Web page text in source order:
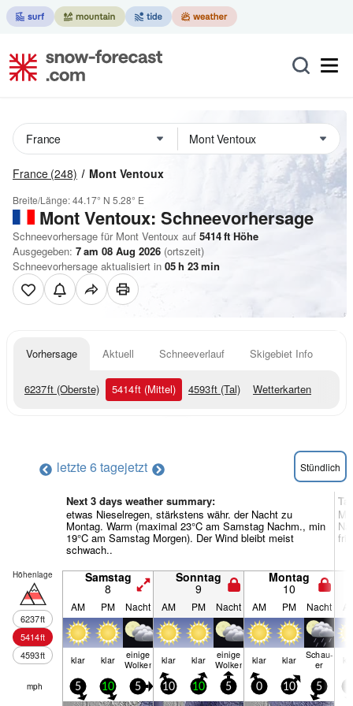
France (248) Mont Ventoux
Breite/Länge:44.17° N 5.28° E
Mont Ventoux: Schneevorhersage
Schneevorhersage für Mont Ventoux auf 5414ft Höhe
Ausgegeben: 7 am 08 Aug 2026 (ortszeit)
Schneevorhersage aktualisiert in 05h 23min
Vorhersage Aktuell Schneeverlauf Skigebiet Info
6237ft (Oberste) 5414ft (Mittel) 4593ft (Tal) Wetterkarten
letzte 6 tagejetzt Stündlich
Next 3 days weather summary:
etwas Nieselregen, stärkstens währ. der Nacht zu
Montag. Warm (maximal 23°C am Samstag Nachm., min
19°C am Samstag Morgen). Der Wind bleibt meist
schwach..
Höhenlage
6237ft
5414ft
4593ft
Samstag
8
Sonntag
9
Montag
10
AM PM Nacht AM PM Nacht AM PM Nacht
klar klar einige
Wolken klar klar einige
Wolken klar klar Schau­
er
mph 5 10 5 10 10 5 0 10 5